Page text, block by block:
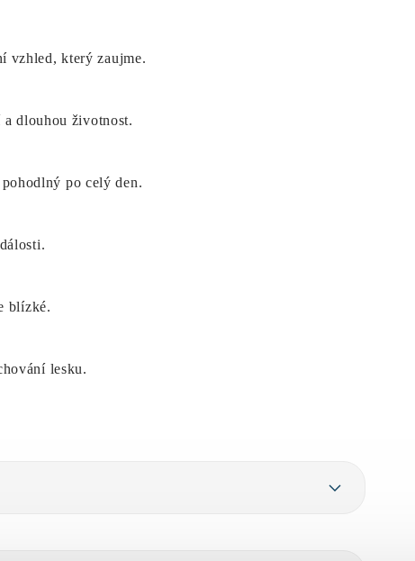
vzhled, který zaujme.
dlouhou životnost.
po celý den.
blízké.
lesku.